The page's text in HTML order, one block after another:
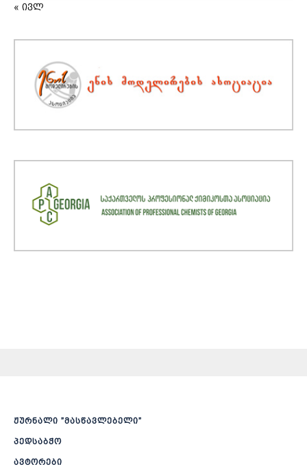
« ივლ
ჟურნალი ”მასწავლებელი”
პედსაბჭო
ავტორები